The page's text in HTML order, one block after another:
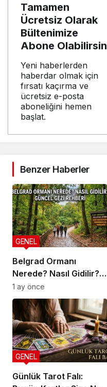
Tamamen
Ücretsiz Olarak
Bültenimize
Abone Olabilirsin
Yeni haberlerden
haberdar olmak için
fırsatı kaçırma ve
ücretsiz e-posta
aboneliğini hemen
başlat.
Benzer Haberler
Belgrad Ormanı
Nerede? Nasıl Gidilir?
Güncel Gezi Rehberi
GENEL
1 ay önce
Günlük Tarot Falı:
GENEL